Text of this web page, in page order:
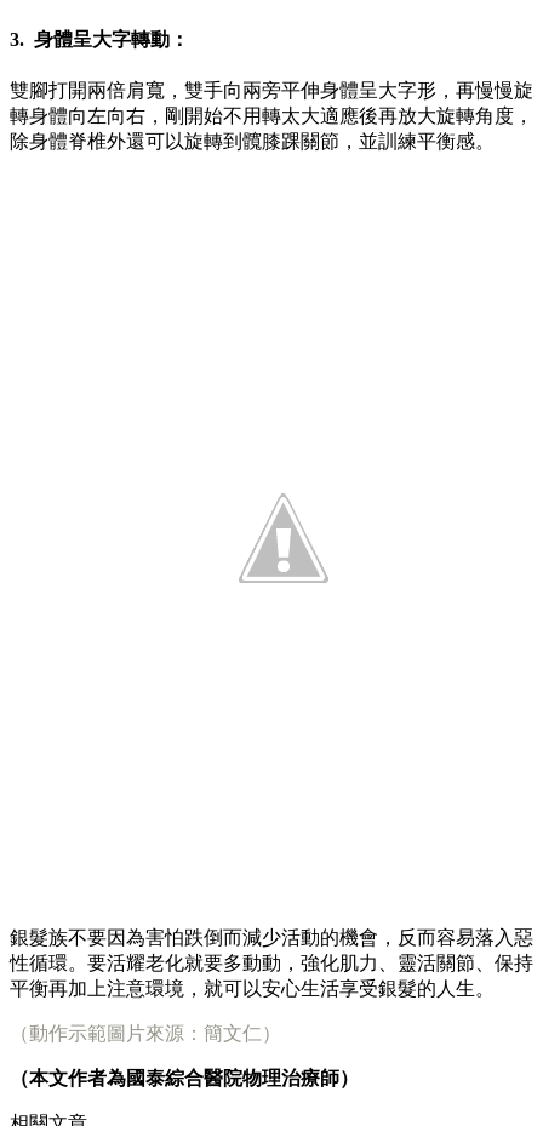
3. 身體呈大字轉動：
雙腳打開兩倍肩寬，雙手向兩旁平伸身體呈大字形，再慢慢旋
轉身體向左向右，剛開始不用轉太大適應後再放大旋轉角度，
除身體脊椎外還可以旋轉到髖膝踝關節，並訓練平衡感。
銀髮族不要因為害怕跌倒而減少活動的機會，反而容易落入惡
性循環。要活耀老化就要多動動，強化肌力、靈活關節、保持
平衡再加上注意環境，就可以安心生活享受銀髮的人生。
（動作示範圖片來源：簡文仁）
（本文作者為國泰綜合醫院物理治療師）